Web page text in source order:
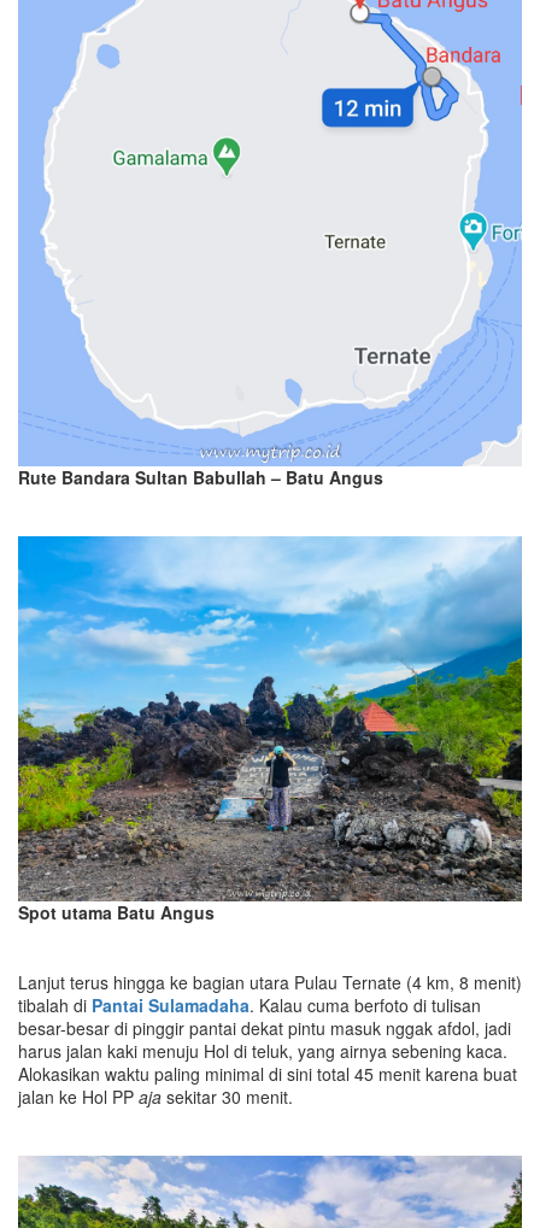
Rute Bandara Sultan Babullah – Batu Angus
Spot utama Batu Angus
Lanjut terus hingga ke bagian utara Pulau Ternate (4 km, 8 menit)
tibalah di Pantai Sulamadaha. Kalau cuma berfoto di tulisan
besar-besar di pinggir pantai dekat pintu masuk nggak afdol, jadi
harus jalan kaki menuju Hol di teluk, yang airnya sebening kaca.
Alokasikan waktu paling minimal di sini total 45 menit karena buat
jalan ke Hol PP aja sekitar 30 menit.